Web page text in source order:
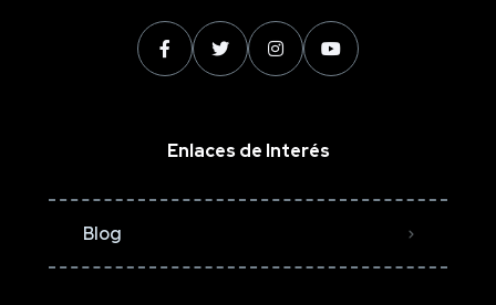
Enlaces de Interés
Blog